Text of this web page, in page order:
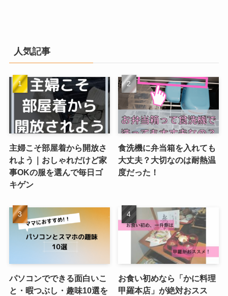
人気記事
主婦こそ部屋着から開放さ
れよう｜おしゃれだけど家
事OKの服を選んで毎日ゴ
キゲン
食洗機に弁当箱を入れても
大丈夫？大切なのは耐熱温
度だった！
パソコンでできる面白いこ
と・暇つぶし・趣味10選を
お食い初めなら「かに料理
甲羅本店」が絶対おスス